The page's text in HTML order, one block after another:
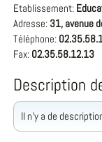
Etablissement:
Adresse: 31, avenue
Téléphone:
Fax: 02.35.58.12.13
Description
Il n'y a de